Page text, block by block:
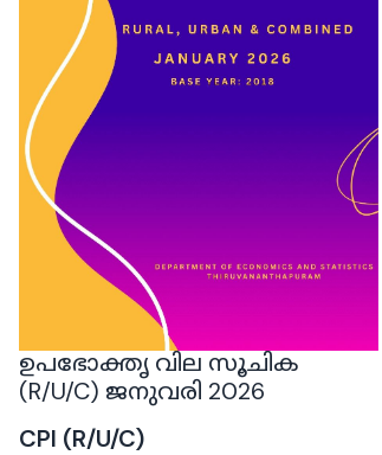
ഉപഭോക്തൃ വില സൂചിക
(R/U/C) ജനുവരി 2026
CPI (R/U/C)